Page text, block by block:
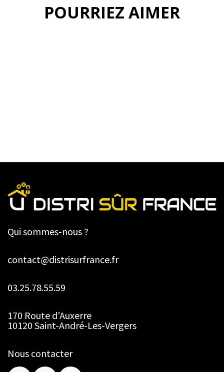
POURRIEZ AIMER
Qui sommes-nous ?
contact@distrisurfrance.fr
03.25.78.55.59
170 Route d’Auxerre
10120 Saint-André-Les-Vergers
Nous contacter